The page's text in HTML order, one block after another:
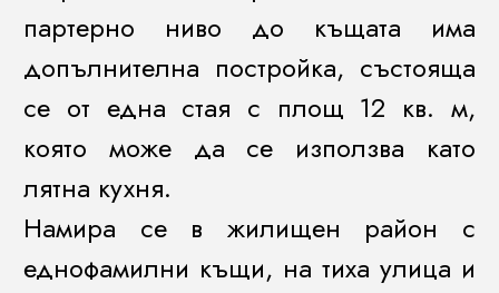
партерно ниво до къщата има
допълнителна постройка, състояща
се от една стая с площ 12 кв. м,
която може да се използва като
лятна кухня.
Намира се в жилищен район с
еднофамилни къщи, на тиха улица и